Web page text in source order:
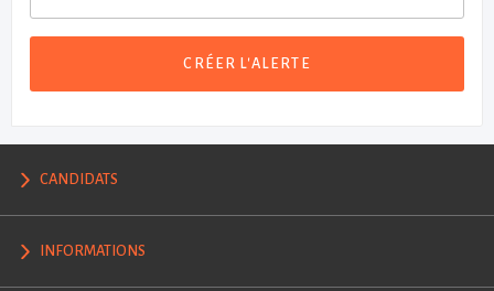
CRÉER L'ALERTE
CANDIDATS
INFORMATIONS